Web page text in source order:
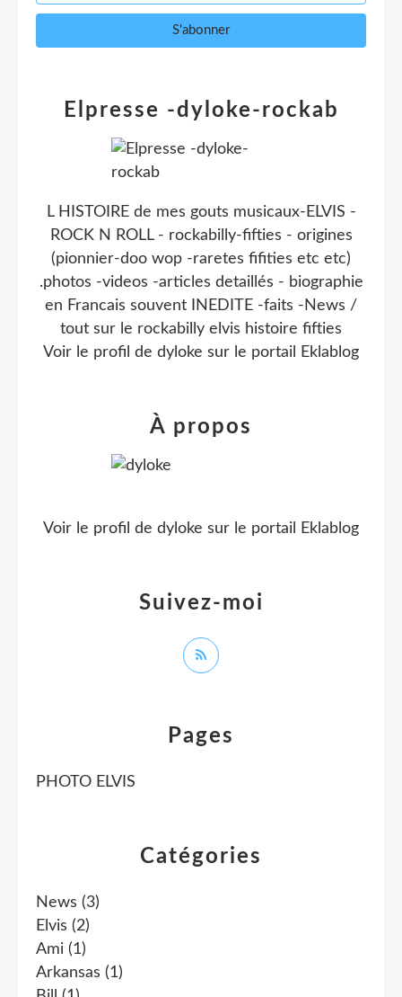
Catégories
News (3)
Elvis (2)
Ami (1)
Arkansas (1)
Pages
PHOTO ELVIS
Elpresse -dyloke-rockab
L HISTOIRE de mes gouts musicaux-ELVIS -
ROCK N ROLL - rockabilly-fifties - origines
(pionnier-doo wop -raretes fifities etc etc)
.photos -videos -articles detaillés - biographie
en Francais souvent INEDITE -faits -News /
tout sur le rockabilly elvis histoire fifties
Voir le profil de dyloke sur le portail Eklablog
Suivez-moi
À propos
Voir le profil de dyloke sur le portail Eklablog